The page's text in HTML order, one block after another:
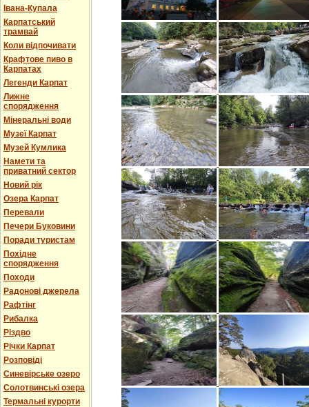
Івана-Купала
Карпатський
трамвай
Коли відпочивати
Крафтове пиво в
Карпатах
Легенди Карпат
Лижне
спорядження
Мінеральні води
Музеї Карпат
Музей Кумлика
Намети та
приватний сектор
Новий рік
Озера Карпат
Перевали
Печери Буковини
Поради туристам
Похідне
спорядження
Походи
Радонові джерела
Рафтінг
Рибалка
Різдво
Річки Карпат
Розповіді
Синевірське озеро
Солотвинські озера
Термальні курорти